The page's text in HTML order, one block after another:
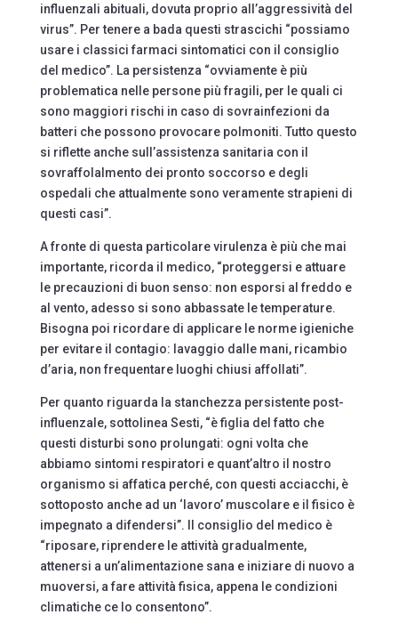
influenzali abituali, dovuta proprio all’aggressività del
virus”. Per tenere a bada questi strascichi “possiamo
usare i classici farmaci sintomatici con il consiglio
del medico”. La persistenza “ovviamente è più
problematica nelle persone più fragili, per le quali ci
sono maggiori rischi in caso di sovrainfezioni da
batteri che possono provocare polmoniti. Tutto questo
si riflette anche sull’assistenza sanitaria con il
sovraffolalmento dei pronto soccorso e degli
ospedali che attualmente sono veramente strapieni di
questi casi”.
A fronte di questa particolare virulenza è più che mai
importante, ricorda il medico, “proteggersi e attuare
le precauzioni di buon senso: non esporsi al freddo e
al vento, adesso si sono abbassate le temperature.
Bisogna poi ricordare di applicare le norme igieniche
per evitare il contagio: lavaggio dalle mani, ricambio
d’aria, non frequentare luoghi chiusi affollati”.
Per quanto riguarda la stanchezza persistente post-
influenzale, sottolinea Sesti, “è figlia del fatto che
questi disturbi sono prolungati: ogni volta che
abbiamo sintomi respiratori e quant’altro il nostro
organismo si affatica perché, con questi acciacchi, è
sottoposto anche ad un ‘lavoro’ muscolare e il fisico è
impegnato a difendersi”. Il consiglio del medico è
“riposare, riprendere le attività gradualmente,
attenersi a un’alimentazione sana e iniziare di nuovo a
muoversi, a fare attività fisica, appena le condizioni
climatiche ce lo consentono”.